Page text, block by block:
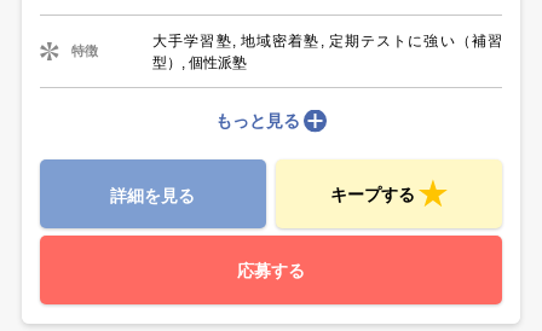
特徴
大手学習塾, 地域密着塾, 定期テストに強い（補習
型）, 個性派塾
もっと見る
詳細を見る キープする
応募する